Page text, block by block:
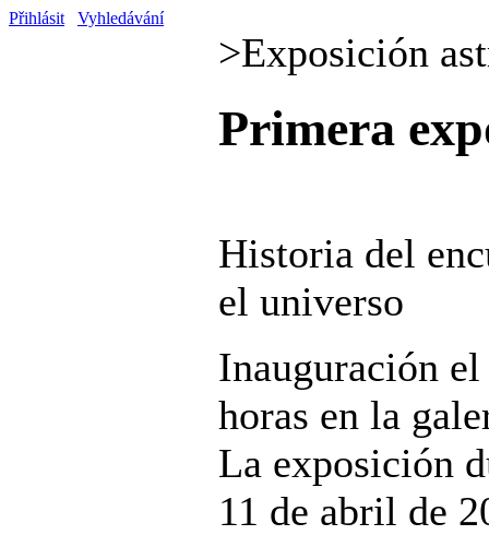
Přihlásit Vyhledávání
>Exposición
Primera
Historia del
el universo
Inauguración
horas en la
La exposición
11 de abril de